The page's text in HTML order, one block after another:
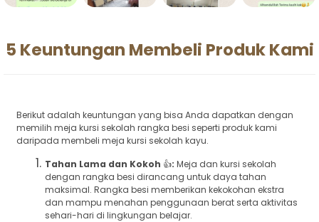
5 Keuntungan Membeli Produk Kami
Berikut adalah keuntungan yang bisa Anda dapatkan dengan
memilih meja kursi sekolah rangka besi seperti produk kami
daripada membeli meja kursi sekolah kayu.
Tahan Lama dan Kokoh 👍: Meja dan kursi sekolah
dengan rangka besi dirancang untuk daya tahan
maksimal. Rangka besi memberikan kekokohan ekstra
dan mampu menahan penggunaan berat serta aktivitas
sehari-hari di lingkungan belajar.